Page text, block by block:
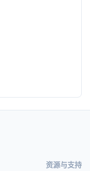
资源与支持